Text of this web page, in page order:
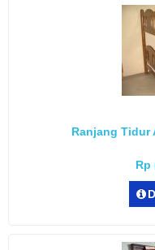
Ranjang Tidur
Rp